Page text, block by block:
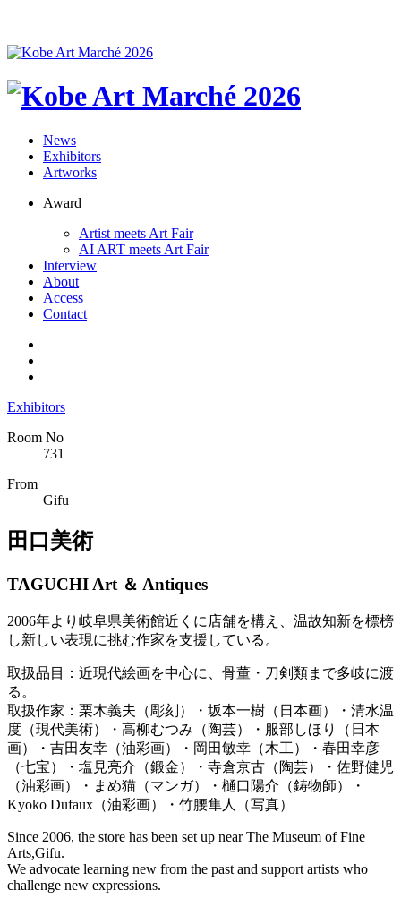
News
Exhibitors
Artworks
Award
Artist meets Art Fair
AI ART meets Art Fair
Interview
About
Access
Contact
Exhibitors
Room No
731
From
Gifu
田口美術
TAGUCHI Art ＆ Antiques
2006年より岐阜県美術館近くに店舗を構え、温故知新を標榜
し新しい表現に挑む作家を支援している。
取扱品目：近現代絵画を中心に、骨董・刀剣類まで多岐に渡
る。
取扱作家：栗木義夫（彫刻）・坂本一樹（日本画）・清水温
度（現代美術）・高柳むつみ（陶芸）・服部しほり（日本
画）・吉田友幸（油彩画）・岡田敏幸（木工）・春田幸彦
（七宝）・塩見亮介（鍛金）・寺倉京古（陶芸）・佐野健児
（油彩画）・まめ猫（マンガ）・樋口陽介（鋳物師）・
Kyoko Dufaux（油彩画）・竹腰隼人（写真）
Since 2006, the store has been set up near The Museum of Fine
Arts,Gifu.
We advocate learning new from the past and support artists who
challenge new expressions.